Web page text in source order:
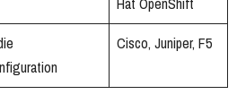
Cisco, Juniper, F5